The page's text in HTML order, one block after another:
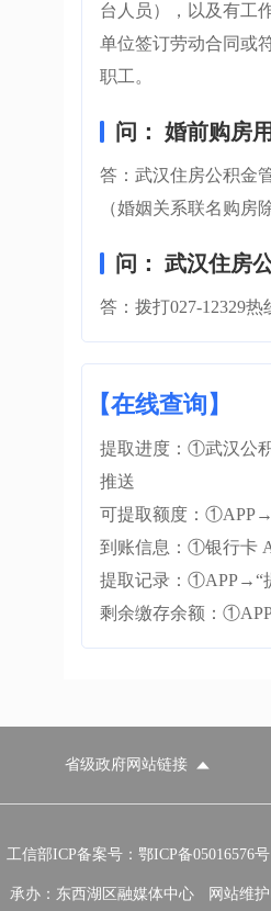
台人员），以及有工
单位签订劳动合同或
职工。
问： 婚前购房
答：武汉住房公积金
（婚姻关系联名购房
问： 武汉住房
答：拨打027-12329热
【在线查询】
提取进度：①武汉公
推送
可提取额度：
到账信息：①银行卡
提取记录：①APP→“
剩余缴存余额：
省级政府网站链接
省级政府网站 市政府部门网
国防部 国
工信部ICP备案号：鄂ICP备05016576号
承办：东西湖区融媒体中心 网站维